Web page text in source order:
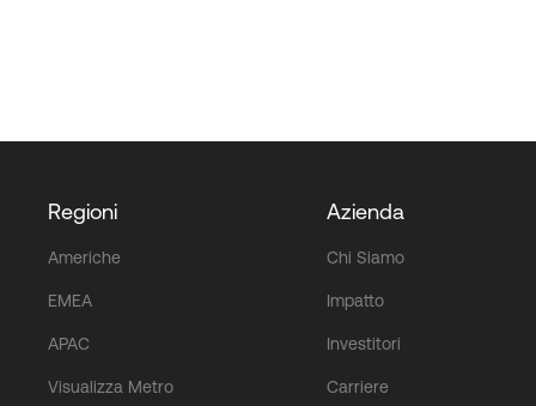
Regioni
Americhe
EMEA
APAC
Visualizza Metro
Azienda
Chi Siamo
Impatto
Investitori
Carriere